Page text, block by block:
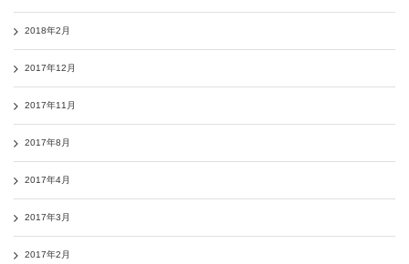
2018年2月
2017年12月
2017年11月
2017年8月
2017年4月
2017年3月
2017年2月